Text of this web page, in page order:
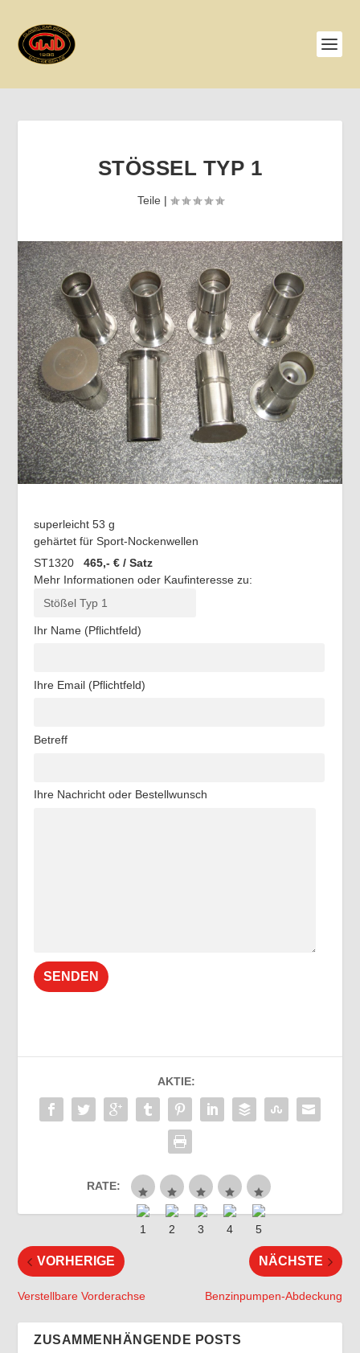
STÖSSEL TYP 1
Teile |
superleicht 53 g
gehärtet für Sport-Nockenwellen
ST1320465,- € / Satz
Mehr Informationen oder Kaufinteresse zu:
Ihr Name (Pflichtfeld)
Ihre Email (Pflichtfeld)
Betreff
Ihre Nachricht oder Bestellwunsch
AKTIE:
RATE:
VORHERIGE
Verstellbare Vorderachse
NÄCHSTE
Benzinpumpen-Abdeckung
ZUSAMMENHÄNGENDE POSTS